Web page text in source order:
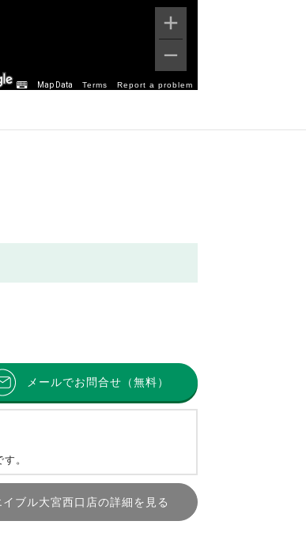
Map Data Terms Report a problem
メールでお問合せ（無料）
。
ブル大宮西口店の詳細を見る